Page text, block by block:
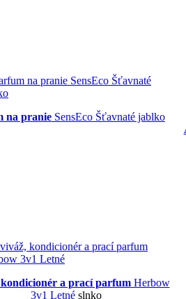
na pranie SensEco Šťavnaté jablko
a prací parfumHerbow
3v1 Letné slnko